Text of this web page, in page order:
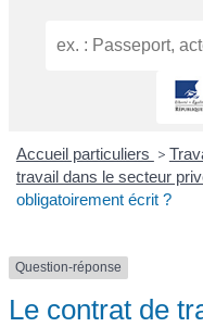
Accueil particuliers >
travail dans le secteur
obligatoirement écrit ?
Question-réponse
Le contrat de